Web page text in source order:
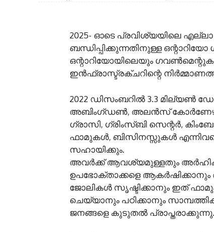
2025- ഓടെ പ്രവിശ്യയിലെ
ബന്ധിപ്പിക്കുന്നതിനുള്ള
ഒന്റാറിയോയിലെയും
ഇൻഫ്രാസ്ട്രക്ചറിന്റെ
2022 ഡിസംബറിൽ 3.3 മില്യൺ
അബിംഗ്‌ഡൺ, അലൻസ് കോർണേഴ്‌സ്,
ഗ്രാസി, ഗ്രിംസ്‌ബി സെന്റർ,
ഫാമുകൾ, ബിസിനസ്സുകൾ എന്നിവയെ
സഹായിക്കും.
അവർക്ക് ആവശ്യമുള്ളതും
ഉപഭോക്താക്കളെ
ജോലികൾ സൃഷ്ടിക്കാനും ഇത്
ചെയ്യാനും പഠിക്കാനും
ജനങ്ങളെ കുടുതൽ പ്രാപ്തരാക്കുന്നു.